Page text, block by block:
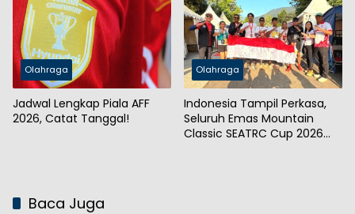
Olahraga
Jadwal Lengkap Piala AFF
2026, Catat Tanggal!
Olahraga
Indonesia Tampil Perkasa,
Seluruh Emas Mountain
Classic SEATRC Cup 2026
Baca Juga